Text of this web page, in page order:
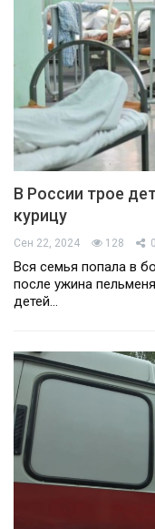
В России трое
курицу
Сен 22, 2024 128 0
Вся семья попала в
после ужина
детей…